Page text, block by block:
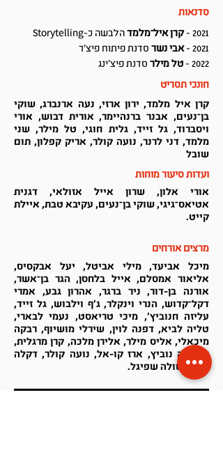
סדנאות
2021 -
קרן איל־מלמדהלבשה כ-Storytelling
2021 -
אבי נשר סדנת פיתוח פיצ'ר
2022 -
טל מילר סדנת פיצ'ינג
חונכי תסריט
קרן איל מלמד, ירון ארזי, נעה ארנברג, שוקי
בן־נעים, אבנר ברנהיימר, אורית דבוש, אורי
ויסברוד, גל זייד, גלית חוגי, טל מילר, שני
מלמד, דני לרנר, נועה קולר, אריק קפלון, תום
שובל
ועדות סיעור מוחות
אורי אלון, שרון אייל אזולאי, דגנית
אטיאס־גיגי, שוקי בן־נעים, עקיבא טבת, איילת
קייט.
מרצים אורחים
מיכל אביעד, מילי אביטל, יעל אבקסיס,
אליאור אמסלם, אייל בלחסן, הגר בן־אשר,
אורנה בן-דור, ניר ברגר, אהרון גבע, אמרי
דקל־קדוש, הנרי וינקלר, ג'ף וילבוש, גל זייד,
עליזה חנוביץ', מיכי טריאסט, נעמי לבארי,
טליה לביא, דפנה לוין, שירלי מושיוף, רבקה
מיכאלי, אליס מילר, אלירן מלכה, קרן מרגלית,
דניאלה נוביץ, ארז קו-אל, נועה קולר, דקלה
קידר, שולה שפיגל.